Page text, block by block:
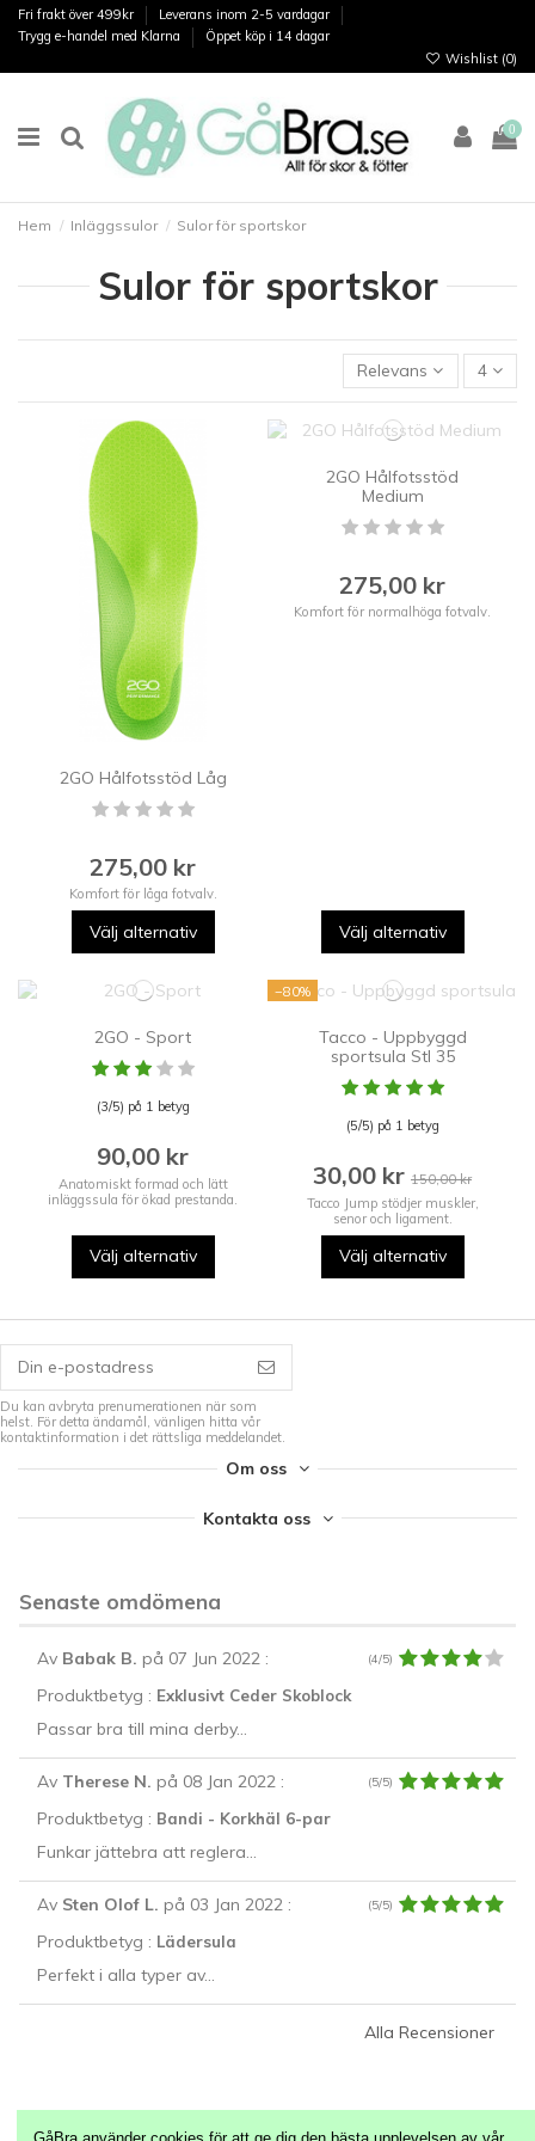
Fri frakt över 499kr
Leverans inom 2-5 vardagar
Trygg e-handel med Klarna
Öppet köp i 14 dagar
Wishlist (0)
0
Hem Inläggssulor Sulor för sportskor
Sulor för sportskor
Relevans 4
2GO Hålfotsstöd Låg
275,00 kr
Komfort för låga fotvalv.
Välj alternativ
2GO Hålfotsstöd
Medium
275,00 kr
Komfort för normalhöga fotvalv.
Välj alternativ
2GO - Sport
(3/5) på 1 betyg
90,00 kr
Anatomiskt formad och lätt
inläggssula för ökad prestanda.
Välj alternativ
−80%
Tacco - Uppbyggd
sportsula Stl 35
(5/5) på 1 betyg
30,00 kr 150,00 kr
Tacco Jump stödjer muskler,
senor och ligament.
Välj alternativ
Du kan avbryta prenumerationen när som
helst. För detta ändamål, vänligen hitta vår
kontaktinformation i det rättsliga meddelandet.
Om oss
Kontakta oss
Senaste omdömena
Av Babak B. på 07 Jun 2022: (4/5)
Produktbetyg : Exklusivt Ceder Skoblock
Passar bra till mina derby...
Av Therese N. på 08 Jan 2022: (5/5)
Produktbetyg : Bandi - Korkhäl 6-par
Funkar jättebra att reglera...
Av Sten Olof L. på 03 Jan 2022: (5/5)
Produktbetyg : Lädersula
Perfekt i alla typer av...
Alla Recensioner